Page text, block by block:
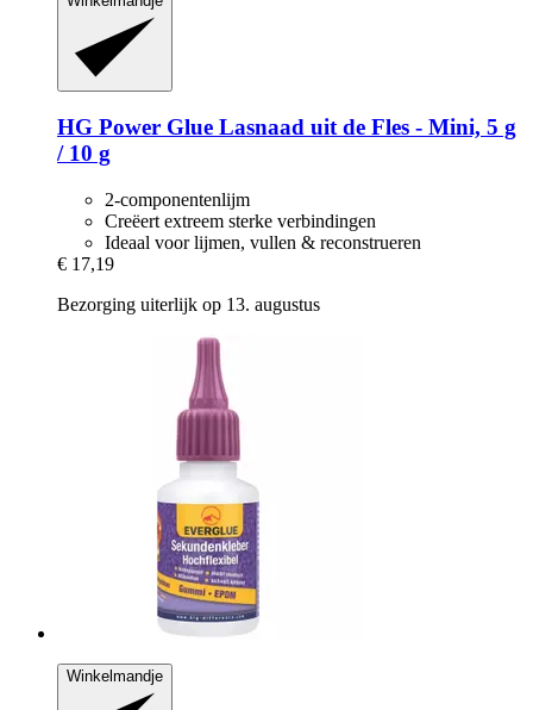
HG Power Glue Lasnaad uit de Fles -​ Mini, 5 g
/ 10 g
2-componentenlijm
Creëert extreem sterke verbindingen
Ideaal voor lijmen, vullen & reconstrueren
€ 17,19
Bezorging uiterlijk op 13. augustus
Winkelmandje